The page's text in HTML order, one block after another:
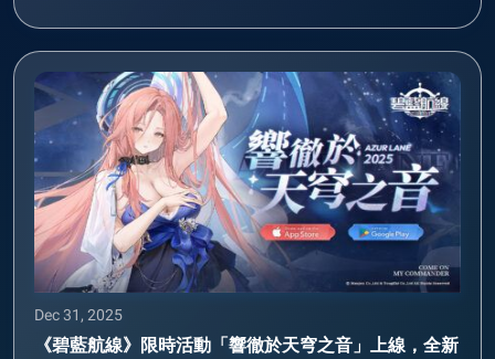
Dec 31, 2025
《碧藍航線》限時活動「響徹於天穹之音」上線，全新